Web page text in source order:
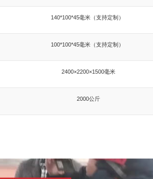
140*100*45毫米（支持定制）
100*100*45毫米（支持定制）
2400×2200×1500毫米
2000公斤